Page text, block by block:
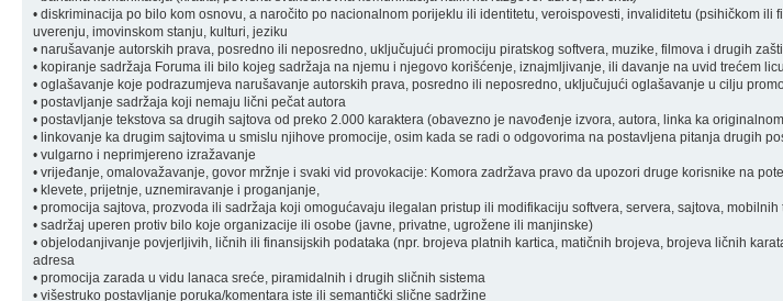
• diskriminacija po bilo kom osnovu, a naročito po nacionalnom porijeklu ili identitetu, veroispovesti, invaliditetu (psihičkom
uverenju, imovinskom stanju, kulturi, jeziku
• narušavanje autorskih prava, posredno ili neposredno, uključujući promociju piratskog softvera, muzike, filmova i drugih
• kopiranje sadržaja Foruma ili bilo kojeg sadržaja na njemu i njegovo korišćenje, iznajmljivanje, ili davanje na uvid trećem licu
• oglašavanje koje podrazumjeva narušavanje autorskih prava, posredno ili neposredno, uključujući oglašavanje u cilju
• postavljanje sadržaja koji nemaju lični pečat autora
• postavljanje tekstova sa drugih sajtova od preko 2.000 karaktera (obavezno je navođenje izvora, autora, linka ka
• linkovanje ka drugim sajtovima u smislu njihove promocije, osim kada se radi o odgovorima na postavljena pitanja drugih
• vulgarno i neprimjereno izražavanje
• vrijeđanje, omalovažavanje, govor mržnje i svaki vid provokacije: Komora zadržava pravo da upozori druge korisnike na
• klevete, prijetnje, uznemiravanje i proganjanje,
• promocija sajtova, prozvoda ili sadržaja koji omogućavaju ilegalan pristup ili modifikaciju softvera, servera, sajtova,
• sadržaj uperen protiv bilo koje organizacije ili osobe (javne, privatne, ugrožene ili manjinske)
• objelodanjivanje povjerljivih, ličnih ili finansijskih podataka (npr. brojeva platnih kartica, matičnih brojeva, brojeva ličnih
adresa
• promocija zarada u vidu lanaca sreće, piramidalnih i drugih sličnih sistema
• višestruko postavljanje poruka/komentara iste ili semantički slične sadržine